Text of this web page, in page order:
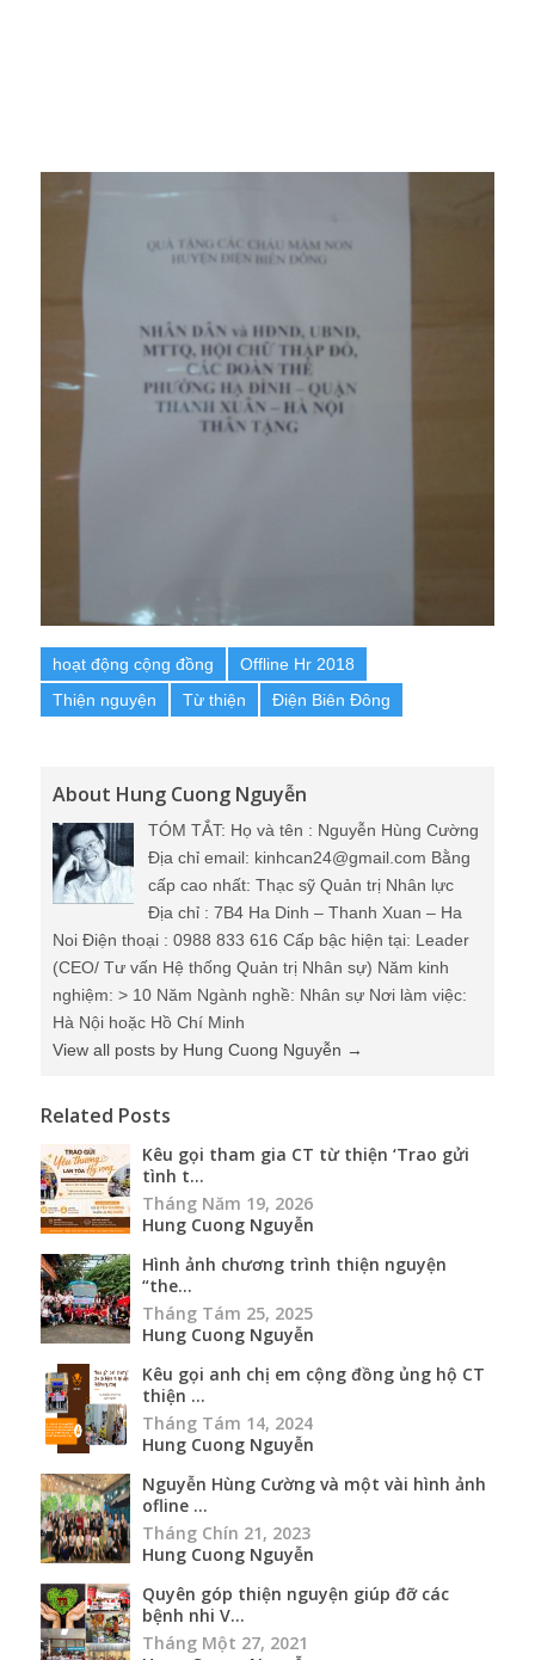
hoạt động cộng đồng
Offline Hr 2018
Thiện nguyện
Từ thiện Điện Biên Đông
About Hung Cuong Nguyễn
TÓM TẮT: Họ và tên : Nguyễn Hùng Cường
Địa chỉ email: kinhcan24@gmail.com Bằng
cấp cao nhất: Thạc sỹ Quản trị Nhân lực
Địa chỉ : 7B4 Ha Dinh – Thanh Xuan – Ha
Noi Điện thoại : 0988 833 616 Cấp bậc hiện tại: Leader
(CEO/ Tư vấn Hệ thống Quản trị Nhân sự) Năm kinh
nghiệm: > 10 Năm Ngành nghề: Nhân sự Nơi làm việc:
Hà Nội hoặc Hồ Chí Minh
View all posts by Hung Cuong Nguyễn →
Related Posts
Kêu gọi tham gia CT từ thiện ‘Trao gửi
tình t...
Tháng Năm 19, 2026
Hung Cuong Nguyễn
Hình ảnh chương trình thiện nguyện
“the...
Tháng Tám 25, 2025
Hung Cuong Nguyễn
Kêu gọi anh chị em cộng đồng ủng hộ CT
thiện ...
Tháng Tám 14, 2024
Hung Cuong Nguyễn
Nguyễn Hùng Cường và một vài hình ảnh
ofline ...
Tháng Chín 21, 2023
Hung Cuong Nguyễn
Quyên góp thiện nguyện giúp đỡ các
bệnh nhi V...
Tháng Một 27, 2021